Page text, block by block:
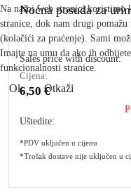
Noćna posuda za
Sales price with discount:
Cijena:
6,50 €
Uštedite:
*PDV uključen u cijenu
*Trošak dostave nije uključen u
Na našoj web stranici koristimo
stranice, dok nam drugi
(kolačići za praćenje). Sami
Imajte na umu da ako ih
funkcionalnosti stranice.
Ok Otkaži